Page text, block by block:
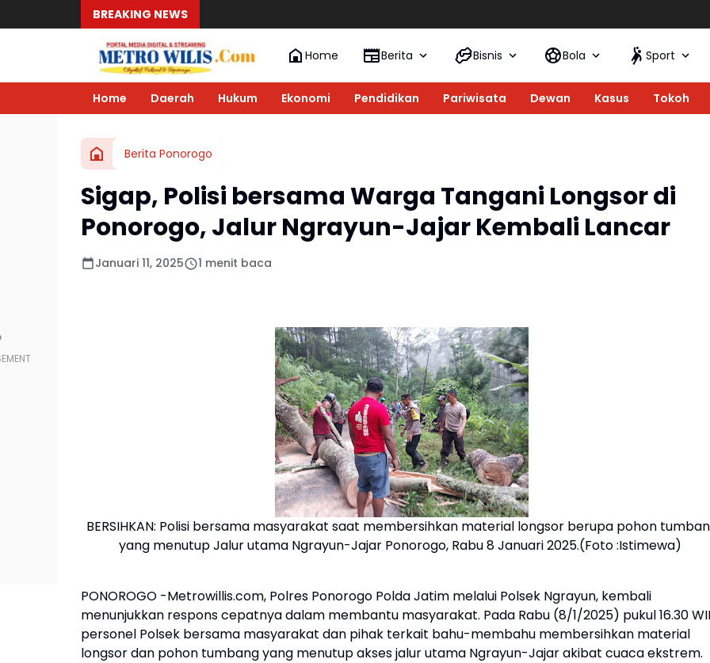
BREAKING NEWS DPC
Home Berita Bisnis Bola Sport
Home Daerah Hukum Ekonomi Pendidikan Pariwisata Dewan Kasus Tokoh
Berita Ponorogo
Sigap, Polisi bersama Warga Tangani Longsor di
Ponorogo, Jalur Ngrayun-Jajar Kembali Lancar
Januari 11, 2025 1 menit baca
BERSIHKAN: Polisi bersama masyarakat saat membersihkan material longsor berupa pohon
yang menutup Jalur utama Ngrayun-Jajar Ponorogo, Rabu 8 Januari 2025.(Foto :Istimewa)
PONOROGO -Metrowillis.com, Polres Ponorogo Polda Jatim melalui Polsek Ngrayun, kembali
menunjukkan respons cepatnya dalam membantu masyarakat. Pada Rabu (8/1/2025) pukul 16.30
personel Polsek bersama masyarakat dan pihak terkait bahu-membahu membersihkan material
longsor dan pohon tumbang yang menutup akses jalur utama Ngrayun-Jajar akibat cuaca ekstrem.